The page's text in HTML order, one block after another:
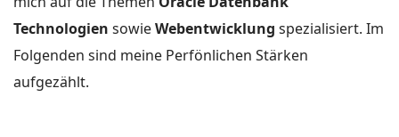
Technologien sowieWebentwicklung spezialisiert. Im
Folgenden sind meine Perfönlichen Stärken
aufgezählt.